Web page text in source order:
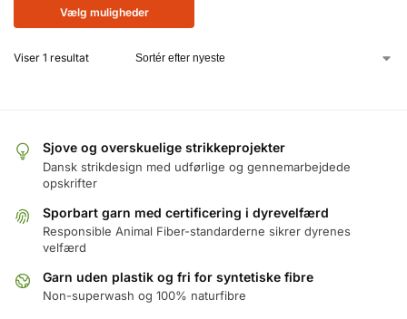
Vælg muligheder
Viser 1 resultat
Sjove og overskuelige strikkeprojekter
Dansk strikdesign med udførlige og gennemarbejdede
opskrifter
Sporbart garn med certificering i dyrevelfærd
Responsible Animal Fiber-standarderne sikrer dyrenes
velfærd
Garn uden plastik og fri for syntetiske fibre
Non-superwash og 100% naturfibre